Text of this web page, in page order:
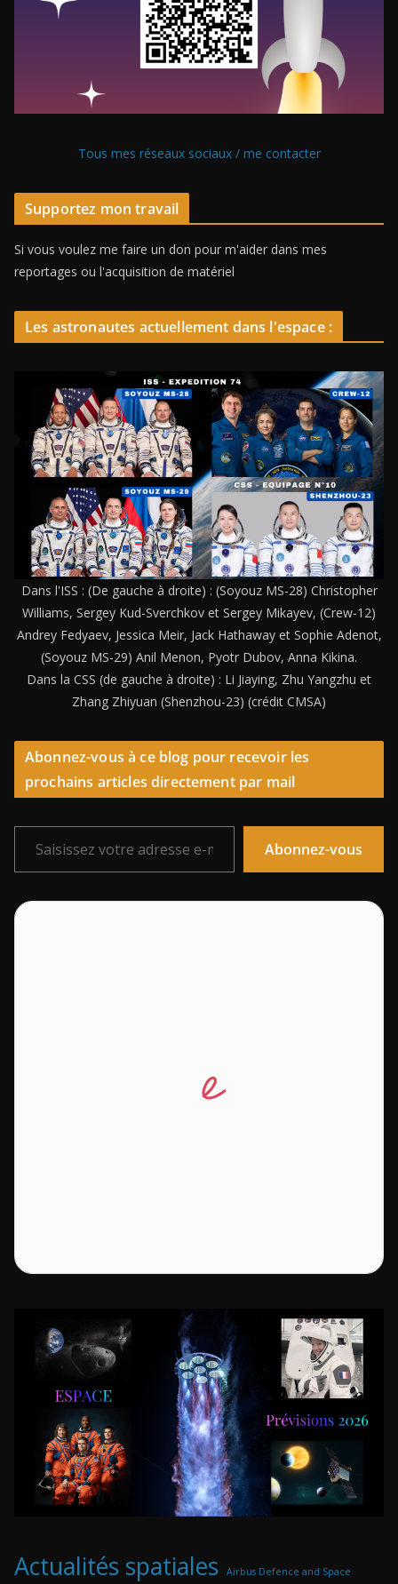
Tous mes réseaux sociaux / me contacter
Supportez mon travail
Si vous voulez me faire un don pour m'aider dans mes
reportages ou l'acquisition de matériel
Les astronautes actuellement dans l'espace :
Dans l'ISS : (De gauche à droite) : (Soyouz MS-28) Christopher
Williams, Sergey Kud-Sverchkov et Sergey Mikayev, (Crew-12)
Andrey Fedyaev, Jessica Meir, Jack Hathaway et Sophie Adenot,
(Soyouz MS-29) Anil Menon, Pyotr Dubov, Anna Kikina.
Dans la CSS (de gauche à droite) : Li Jiaying, Zhu Yangzhu et
Zhang Zhiyuan (Shenzhou-23) (crédit CMSA)
Abonnez-vous à ce blog pour recevoir les
prochains articles directement par mail
Saisissez votre adresse e-mail…
Abonnez-vous
Actualités spatiales Airbus Defence and Space